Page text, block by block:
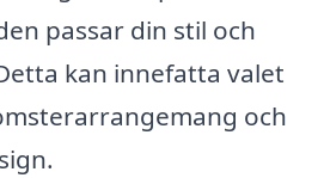
passar din stil och
kan innefatta valet
och